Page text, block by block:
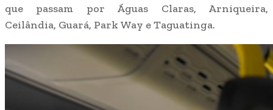
que passam por Águas Claras, Arniqueira,
Ceilândia, Guará, Park Way e Taguatinga.